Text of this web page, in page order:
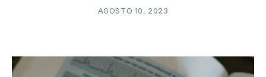
AGOSTO 10, 2023